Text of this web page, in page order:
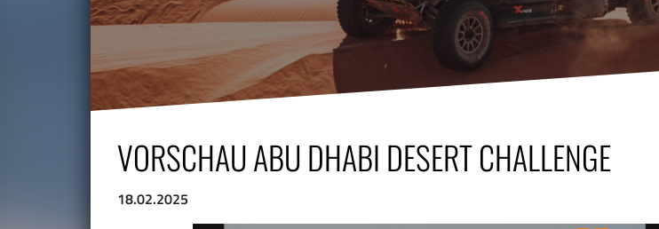
VORSCHAU ABU DHABI DESERT CHALLENGE
18.02.2025